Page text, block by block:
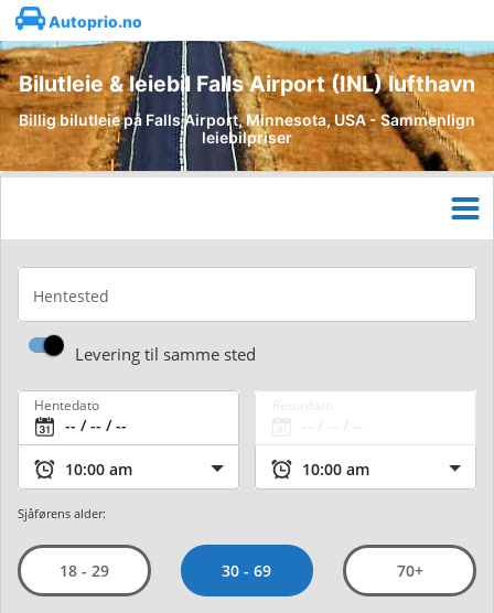
Autoprio.no
Bilutleie & leiebil Falls Airport (INL) lufthavn
Billig bilutleie på Falls Airport, Minnesota, USA - Sammenlign
leiebilpriser
Hentested
Levering til samme sted
Hentedato
Sjåførens alder:
18 - 29 30 - 69 70+